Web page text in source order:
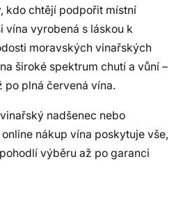
kdo chtějí podpořit místní
vína vyrobená s láskou k
moravských vinařských
široké spektrum chutí a vůní –
po plná červená vína.
nadšenec nebo
nákup vína poskytuje vše,
výběru až po garanci